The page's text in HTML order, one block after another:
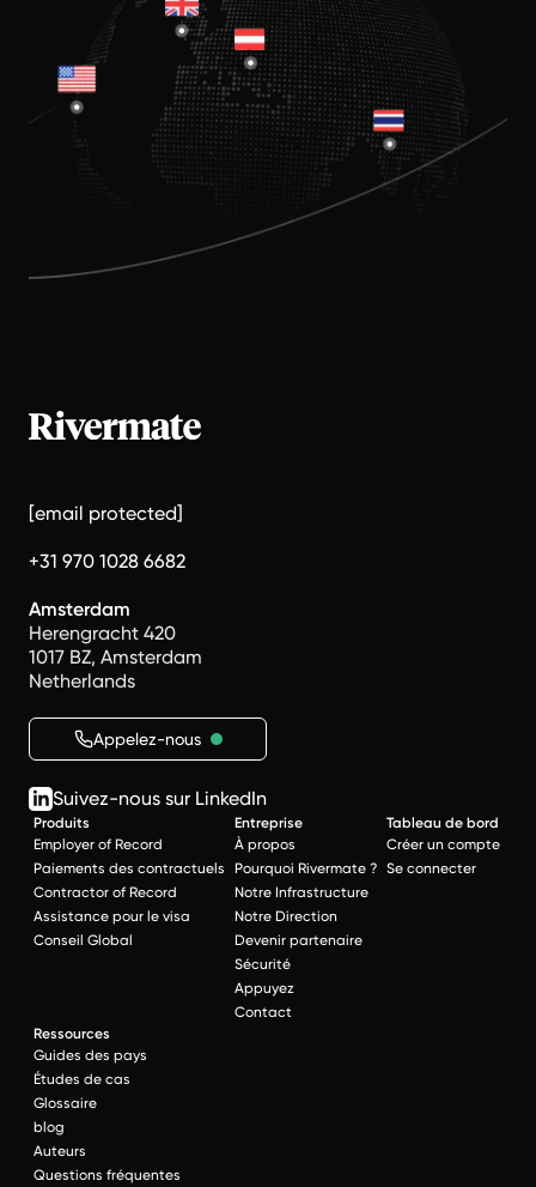
[email protected]
+31 970 1028 6682
Amsterdam
Herengracht 420
1017 BZ, Amsterdam
Netherlands
Appelez-nous
Suivez-nous sur LinkedIn
Produits
Employer of Record
Paiements des contractuels
Contractor of Record
Assistance pour le visa
Conseil Global
Entreprise
À propos
Pourquoi Rivermate ?
Notre Infrastructure
Notre Direction
Devenir partenaire
Sécurité
Appuyez
Contact
Tableau de bord
Créer un compte
Se connecter
Ressources
Guides des pays
Études de cas
Glossaire
blog
Auteurs
Questions fréquentes